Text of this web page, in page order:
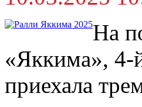
На
«Яккима», 4-
приехала